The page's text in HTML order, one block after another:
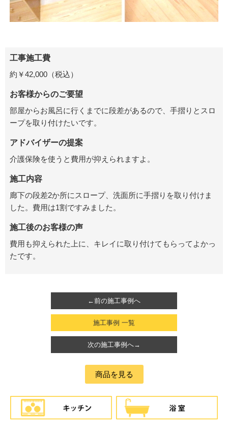
工事施工費
約￥42,000（税込）
お客様からのご要望
部屋からお風呂に行くまでに段差があるので、手摺りとスロ
ープを取り付けたいです。
アドバイザーの提案
介護保険を使うと費用が抑えられますよ。
施工内容
廊下の段差2か所にスロープ、洗面所に手摺りを取り付けま
した。費用は1割ですみました。
施工後のお客様の声
費用も抑えられた上に、キレイに取り付けてもらってよかっ
たです。
←前の施工事例へ
施工事例 一覧
次の施工事例へ→
商品を見る